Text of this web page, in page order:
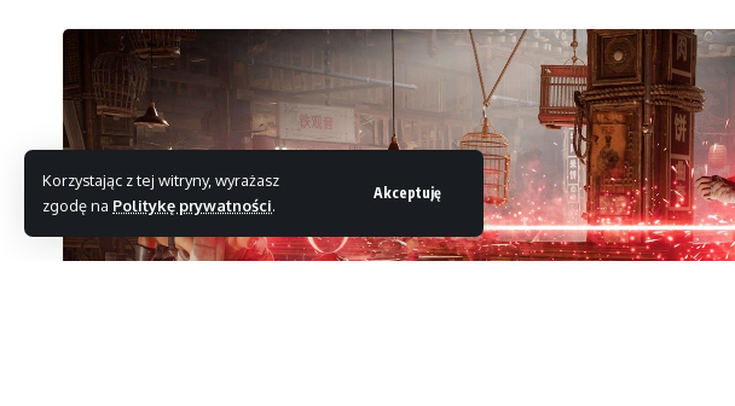
Korzystając z tej witryny, wyrażasz
zgodę na Politykę prywatności.
Akceptuję